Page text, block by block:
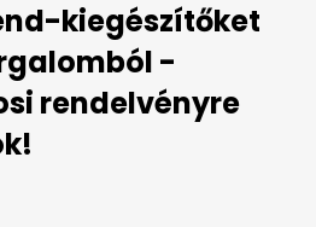
kiegészítőket
-
rendelvényre